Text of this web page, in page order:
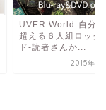
UVER World-自分
超える６人組ロック
ド-読者さんか...
2015年4